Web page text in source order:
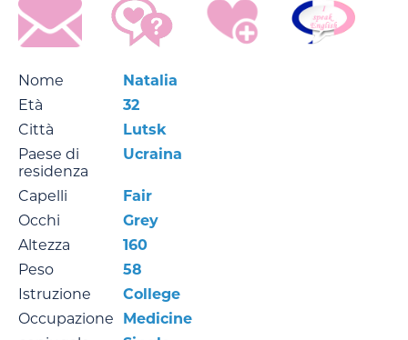
Nome
Natalia
Età
32
Città
Lutsk
Paese di
residenza
Ucraina
Capelli
Fair
Occhi
Grey
Altezza
160
Peso
58
Istruzione
College
Occupazione
Medicine